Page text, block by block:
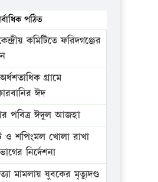
পঠিত
কমিটিতে ফরিদগঞ্জের
গ্রামে
ঈদ
পবিত্র ঈদুল আজহা
ও শপিংমল খোলা রাখা
নির্দেশনা
মামলায় যুবকের মৃত্যুদণ্ড